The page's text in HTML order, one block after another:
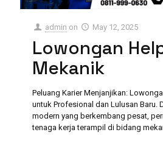
admin on May 12, 2025
Lowongan
Mekanik
Peluang Karier Menjanjikan:
untuk Profesional dan Lulusan Baru.
modern yang berkembang pesat,
tenaga kerja terampil di bidang